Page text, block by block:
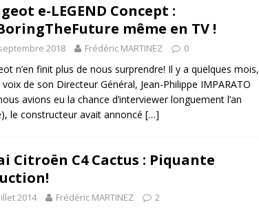
e-LEGEND Concept :
même en TV !
2018 Frédéric MARTINEZ 0
n’en finit plus de nous surprendre! Il y a quelques mois,
de son Directeur Général, Jean-Philippe IMPARATO
avions eu la chance d’interviewer longuement l’an
le constructeur avait annoncé […]
Citroën C4 Cactus : Piquante
2014 Frédéric MARTINEZ 2